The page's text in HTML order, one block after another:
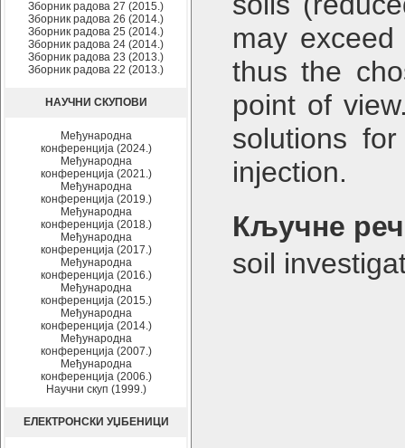
Зборник радова 27 (2015.)
Зборник радова 26 (2014.)
Зборник радова 25 (2014.)
Зборник радова 24 (2014.)
Зборник радова 23 (2013.)
Зборник радова 22 (2013.)
НАУЧНИ СКУПОВИ
Међународна
конференција (2024.)
Међународна
конференција (2021.)
Међународна
конференција (2019.)
Међународна
конференција (2018.)
Међународна
конференција (2017.)
Међународна
конференција (2016.)
Међународна
конференција (2015.)
Међународна
конференција (2014.)
Међународна
конференција (2007.)
Међународна
конференција (2006.)
Научни скуп (1999.)
ЕЛЕКТРОНСКИ УЏБЕНИЦИ
may
thus the
point of
solutions
injection.
Кључне
soil